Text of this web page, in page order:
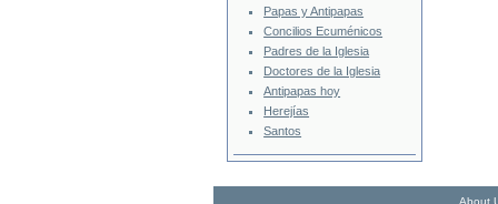
Papas y Antipapas
Concilios Ecuménicos
Padres de la Iglesia
Doctores de la Iglesia
Antipapas hoy
Herejías
Santos
About